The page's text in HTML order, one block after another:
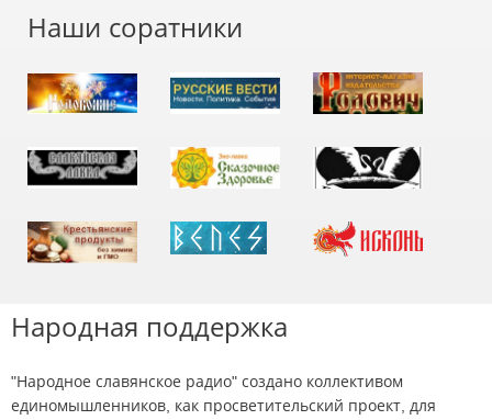
Наши соратники
Народная поддержка
"Народное славянское радио" создано коллективом
единомышленников, как просветительский проект, для